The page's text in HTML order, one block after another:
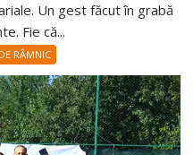
Un gest făcut în grabă
Fie că...
RÂMNIC